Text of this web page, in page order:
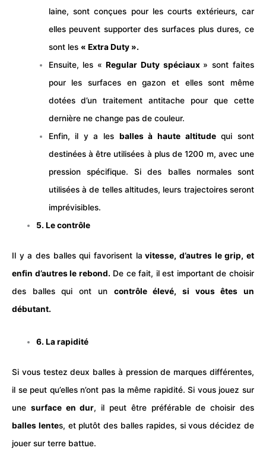
laine, sont conçues pour les courts extérieurs, car
elles peuvent supporter des surfaces plus dures, ce
sont les « Extra Duty ».
Ensuite, les « Regular Duty spéciaux » sont faites
pour les surfaces en gazon et elles sont même
dotées d’un traitement antitache pour que cette
dernière ne change pas de couleur.
Enfin, il y a les balles à haute altitudequi sont
destinées à être utilisées à plus de 1200 m, avec une
pression spécifique. Si des balles normales sont
utilisées à de telles altitudes, leurs trajectoires seront
imprévisibles.
5. Le contrôle
Il y a des balles qui favorisent la vitesse, d’autres le grip, et
enfin d’autres le rebond. De ce fait, il est important de choisir
des balles qui ont un contrôle élevé, si vous êtes un
débutant.
6. La rapidité
Si vous testez deux balles à pression de marques différentes,
il se peut qu’elles n’ont pas la même rapidité. Si vous jouez sur
une surface en dur, il peut être préférable de choisir des
balles lentes, et plutôt des balles rapides, si vous décidez de
jouer sur terre battue.